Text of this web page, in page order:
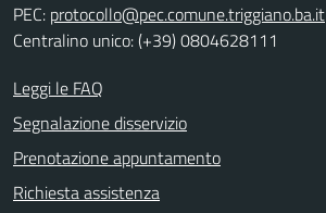
PEC: protocollo@pec.comune.triggiano.ba.it
Centralino unico: (+39) 0804628111
Leggi le FAQ
Segnalazione disservizio
Prenotazione appuntamento
Richiesta assistenza